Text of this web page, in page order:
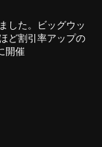
した。ビッグウッ
ど割引率アップの
開催